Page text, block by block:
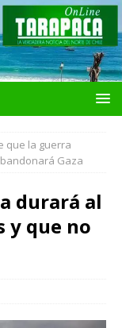
que la guerra
Gaza
durará al
y que no